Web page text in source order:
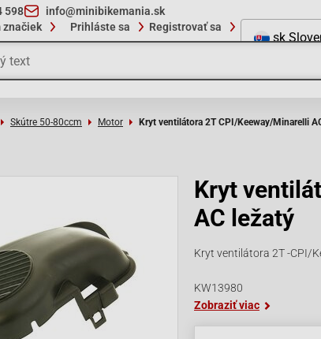
598
info@minibikemania.sk
značiek Prihláste sa Registrovať sa
sk
Skútre 50-80ccm Motor Kryt ventilátora 2T CPI/Keeway/Minarelli
Kryt
AC ležatý
Kryt ventilátora 2T -CPI/
KW13980
Zobraziť viac